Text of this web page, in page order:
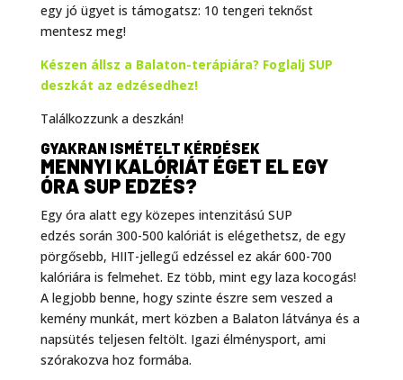
egy jó ügyet is támogatsz: 10 tengeri teknőst
mentesz meg!
Készen állsz a Balaton-terápiára? Foglalj SUP
deszkát az edzésedhez!
Találkozzunk a deszkán!
GYAKRAN ISMÉTELT KÉRDÉSEK
MENNYI KALÓRIÁT ÉGET EL EGY
ÓRA SUP EDZÉS?
Egy óra alatt egy közepes intenzitású SUP
edzés során 300-500 kalóriát is elégethetsz, de egy
pörgősebb, HIIT-jellegű edzéssel ez akár 600-700
kalóriára is felmehet. Ez több, mint egy laza kocogás!
A legjobb benne, hogy szinte észre sem veszed a
kemény munkát, mert közben a Balaton látványa és a
napsütés teljesen feltölt. Igazi élménysport, ami
szórakozva hoz formába.